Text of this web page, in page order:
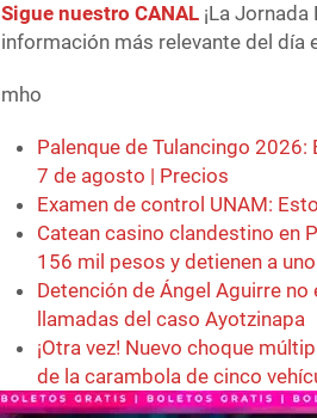
Sigue nuestro CANAL ¡La
información más relevante del día
mho
Palenque de Tulancingo 2026:
7 de agosto | Precios
Examen de control UNAM:
Catean casino clandestino en
156 mil pesos y detienen a uno
Detención de Ángel Aguirre
llamadas del caso Ayotzinapa
¡Otra vez! Nuevo choque
de la carambola de cinco